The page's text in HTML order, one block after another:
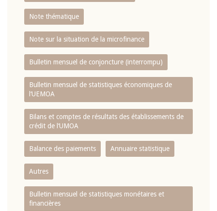
Note thématique
Note sur la situation de la microfinance
Bulletin mensuel de conjoncture (interrompu)
Bulletin mensuel de statistiques économiques de
l‘UEMOA
Bilans et comptes de résultats des établissements de
crédit de l‘UMOA
Balance des paiements Annuaire statistique
Autres
Bulletin mensuel de statistiques monétaires et
financières